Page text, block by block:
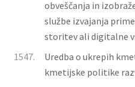
obveščanja in
službe izvajanja
storitev ali digitalne
1547.
Uredba o ukrepih
kmetijske politike